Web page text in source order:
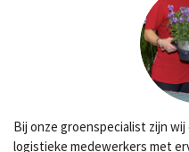
Bij onze groenspecialist zijn
logistieke medewerkers met